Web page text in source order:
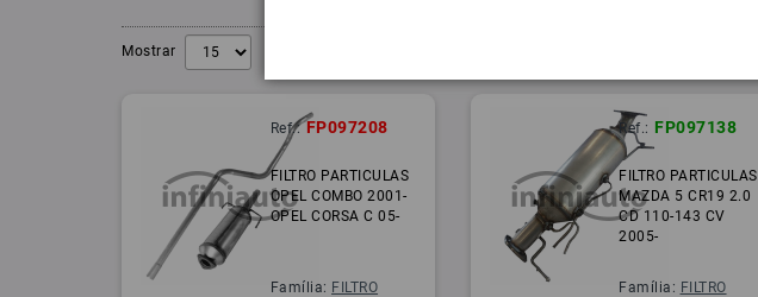
Mostrar
Ref.: FP097208
FILTRO PARTICULAS
OPEL COMBO 2001-
OPEL CORSA C 05-
Família: FILTRO
Ref.: FP097138
FILTRO PARTICULAS
MAZDA 5 CR19 2.0
CD 110-143 CV
2005-
Família: FILTRO